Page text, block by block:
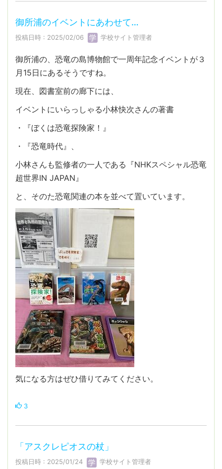
御所浦のイベントにあわせて…
投稿日時 : 2025/02/06 学校サイト管理者
御所浦の、恐竜の島博物館で一周年記念イベントが３
月15日にあるそうですね。
現在、図書室前の廊下には、
イベントにいらっしゃる小林快次さんの著書
・『ぼくは恐竜探険家！』
・『恐竜時代』、
小林さんも監修者の一人である『NHKスペシャル恐竜
超世界IN JAPAN』
と、そのた恐竜関連の本を並べて置いています。
気になる方はぜひ借りてみてください。
3
「アスクレピオスの杖」
投稿日時 : 2025/01/24 学校サイト管理者